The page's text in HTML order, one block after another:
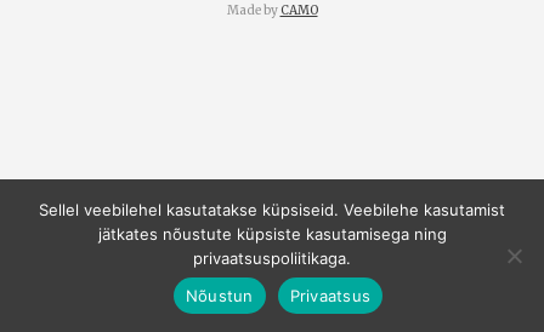
Made by CAMO
Sellel veebilehel kasutatakse küpsiseid. Veebilehe kasutamist
jätkates nõustute küpsiste kasutamisega ning
privaatsuspoliitikaga.
Nõustun
Privaatsus